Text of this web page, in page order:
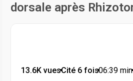
dorsale après
13.6K vues•Cité 6 fois•06:39 min